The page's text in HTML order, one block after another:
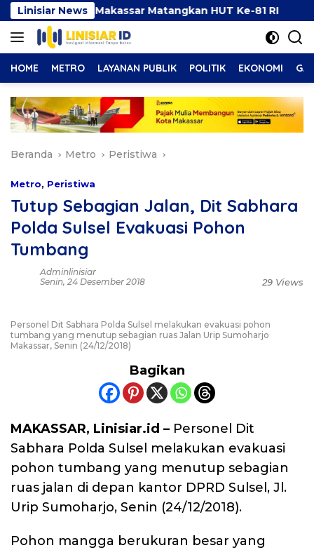
Langsung
ke
konten
Linisiar News
Pemkot Makassar Matangkan HUT Ke-81 RI
HOME METRO LAYANAN PUBLIK POLITIK EKONOMI
Beranda Metro Peristiwa
Metro, Peristiwa
Tutup Sebagian Jalan, Dit Sabhara
Polda Sulsel Evakuasi Pohon
Tumbang
Adminlinisiar
Senin, 24 Desember 2018
29 Views
Personel Dit Sabhara Polda Sulsel melakukan evakuasi pohon
tumbang yang menutup sebagian ruas Jalan Urip Sumoharjo
Makassar, Senin (24/12/2018)
Bagikan
MAKASSAR, Linisiar.id – Personel Dit
Sabhara Polda Sulsel melakukan evakuasi
pohon tumbang yang menutup sebagian
ruas jalan di depan kantor DPRD Sulsel, Jl.
Urip Sumoharjo, Senin (24/12/2018).
Pohon mangga berukuran besar yang